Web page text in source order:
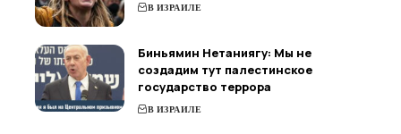
В ИЗРАИЛЕ
Биньямин Нетаниягу: Мы не
создадим тут палестинское
государство террора
В ИЗРАИЛЕ